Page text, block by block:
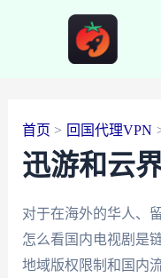
首页 回国代理VPN
迅游和云
对于在海外的华人、
怎么看国内电视剧是
地域版权限制和国内